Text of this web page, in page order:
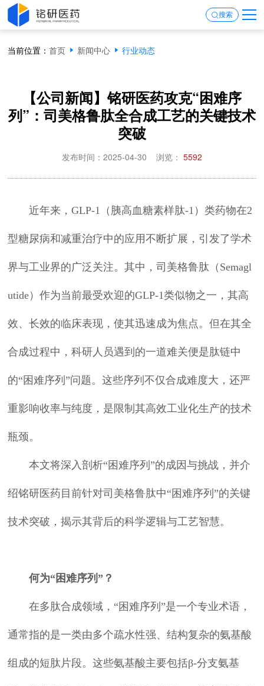
搜索
当前位置：首页 新闻中心 行业动态
【公司新闻】铭研医药攻克“困难序
列”：司美格鲁肽全合成工艺的关键技术
突破
发布时间：2025-04-30 浏览： 5592
近年来，GLP-1（胰高血糖素样肽-1）类药物在2
型糖尿病和减重治疗中的应用不断扩展，引发了学术
界与工业界的广泛关注。其中，司美格鲁肽（Semagl
utide）作为当前最受欢迎的GLP-1类似物之一，其高
效、长效的临床表现，使其迅速成为焦点。但在其全
合成过程中，科研人员遇到的一道难关便是肽链中
的“困难序列”问题。这些序列不仅合成难度大，还严
重影响收率与纯度，是限制其高效工业化生产的技术
瓶颈。
本文将深入剖析“困难序列”的成因与挑战，并介
绍铭研医药目前针对司美格鲁肽中“困难序列”的关键
技术突破，揭示其背后的科学逻辑与工艺智慧。
何为“困难序列”？
在多肽合成领域，“困难序列”是一个专业术语，
通常指的是一类由多个疏水性强、结构复杂的氨基酸
组成的短肽片段。这些氨基酸主要包括β-分支氨基